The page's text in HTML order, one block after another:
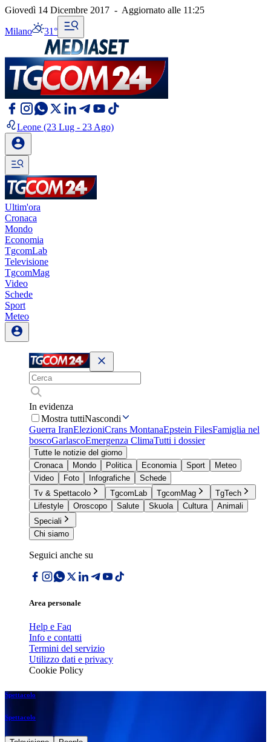
Giovedì 14 Dicembre 2017 - Aggiornato alle 11:25
Milano 31°
Leone (23 Lug - 23 Ago)
Ultim'ora
Cronaca
Mondo
Economia
TgcomLab
Televisione
TgcomMag
Video
Schede
Sport
Meteo
In evidenza
Mostra tuttiNascondi
Guerra IranElezioniCrans MontanaEpstein FilesFamiglia nel
boscoGarlascoEmergenza ClimaTutti i dossier
Tutte le notizie del giorno
Cronaca
Mondo Politica Economia Sport
Meteo
Video
Foto Infografiche
Schede
Tv & Spettacolo
TgcomLab TgcomMag
TgTech
Lifestyle
Oroscopo Salute Skuola Cultura
Animali
Speciali
Chi siamo
Seguici anche su
Area personale
Help e Faq
Info e contatti
Termini del servizio
Utilizzo dati e privacy
Cookie Policy
Spettacolo
Spettacolo